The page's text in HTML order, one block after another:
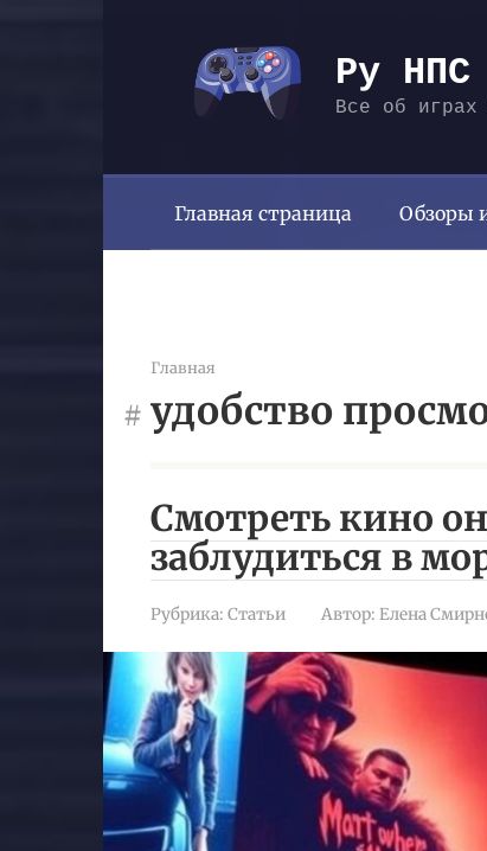
Ру НПС
Все об играх
Главная страница Обзоры
Главная
удобство
Смотреть кино
заблудиться в
Рубрика: Статьи Автор: Елена